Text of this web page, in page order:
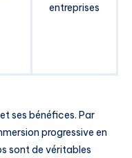
entreprises
ses bénéfices. Par
progressive en
sont de véritables